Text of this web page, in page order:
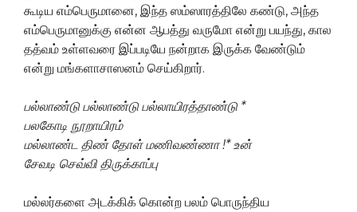
கூடிய எம்பெருமானை, இந்த ஸம்ஸாரத்திலே கண்டு, அந்த
எம்பெருமானுக்கு என்ன ஆபத்து வருமோ என்று பயந்து, கால
தத்வம் உள்ளவரை இப்படியே நன்றாக இருக்க வேண்டும்
என்று மங்களாசாஸனம் செய்கிறார்.
பல்லாண்டு பல்லாண்டு பல்லாயிரத்தாண்டு *
பலகோடி நூறாயிரம்
மல்லாண்ட திண் தோள் மணிவண்ணா!*உன்
சேவடி செவ்வி திருக்காப்பு
மல்லர்களை அடக்கிக் கொன்ற பலம் பொருந்திய